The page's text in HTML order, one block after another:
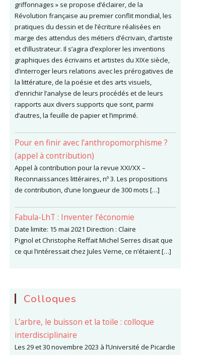
griffonnages » se propose d’éclairer, de la
Révolution française au premier conflit mondial, les
pratiques du dessin et de l’écriture réalisées en
marge des attendus des métiers d’écrivain, d’artiste
et d’illustrateur. Il s’agira d’explorer les inventions
graphiques des écrivains et artistes du XIXe siècle,
d’interroger leurs relations avec les prérogatives de
la littérature, de la poésie et des arts visuels,
d’enrichir l’analyse de leurs procédés et de leurs
rapports aux divers supports que sont, parmi
d’autres, la feuille de papier et l’imprimé.
Pour en finir avec l’anthropomorphisme ?
(appel à contribution)
Appel à contribution pour la revue XXI/XX –
Reconnaissances littéraires, nº 3. Les propositions
de contribution, d’une longueur de 300 mots […]
Fabula-LhT : Inventer l’économie
Date limite: 15 mai 2021 Direction : Claire
Pignol et Christophe Reffait Michel Serres disait que
ce qui l’intéressait chez Jules Verne, ce n’étaient […]
Colloques
L’arbre, le buisson et la toile : colloque
interdisciplinaire
Les 29 et 30 novembre 2023 à l’Université de Picardie